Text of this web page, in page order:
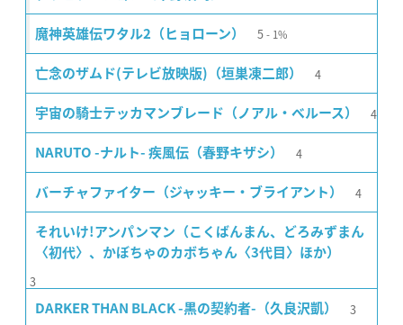
魔神英雄伝ワタル2（ヒョローン） 5 1%
亡念のザムド(テレビ放映版)（垣巣凍二郎） 4
宇宙の騎士テッカマンブレード（ノアル・ベルース） 4
NARUTO -ナルト- 疾風伝（春野キザシ） 4
バーチャファイター（ジャッキー・ブライアント） 4
それいけ!アンパンマン（こくばんまん、どろみずまん
〈初代〉、かぼちゃのカボちゃん〈3代目〉ほか）
3
DARKER THAN BLACK -黒の契約者-（久良沢凱） 3